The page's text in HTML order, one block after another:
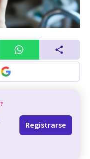
?
Registrarse